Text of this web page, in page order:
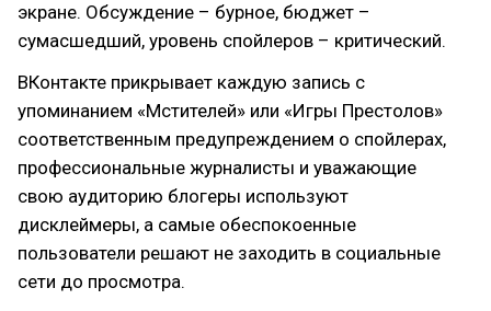
экране. Обсуждение – бурное, бюджет –
сумасшедший, уровень спойлеров – критический.
ВКонтакте прикрывает каждую запись с
упоминанием «Мстителей» или «Игры Престолов»
соответственным предупреждением о спойлерах,
профессиональные журналисты и уважающие
свою аудиторию блогеры используют
дисклеймеры, а самые обеспокоенные
пользователи решают не заходить в социальные
сети до просмотра.